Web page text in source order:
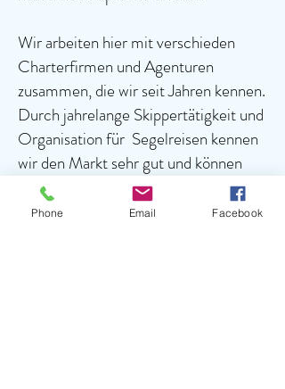
Wir arbeiten hier mit verschieden
Charterfirmen und Agenturen
zusammen, die wir seit Jahren kennen.
Durch jahrelange Skippertätigkeit und
Organisation für Segelreisen kennen
wir den Markt sehr gut und können
euch für jeden Wunsch ein passendes
Angebot/Yacht anbieten.
Phone Email Facebook